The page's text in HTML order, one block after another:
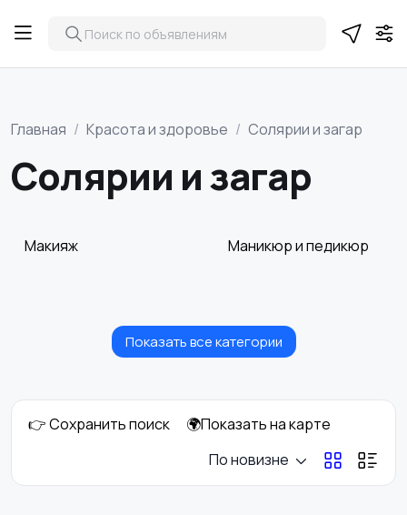
Главная Красота и здоровье Солярии и загар
Солярии и загар
Макияж Маникюр и педикюр
Товары для здоровья Парфюмерия
Уход за волосами
Показать все категории
👉 Сохранить поиск
🌍Показать на карте
По новизне